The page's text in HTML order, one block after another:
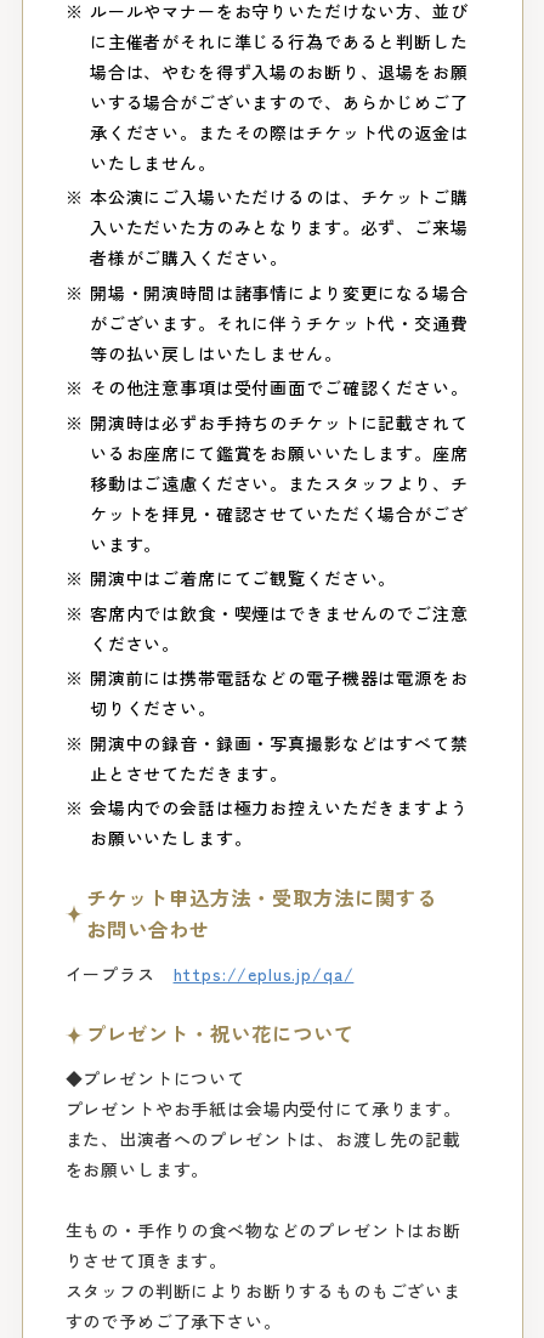
ルールやマナーをお守りいただけない方、並び
に主催者がそれに準じる行為であると判断した
場合は、やむを得ず入場のお断り、退場をお願
いする場合がございますので、あらかじめご了
承ください。またその際はチケット代の返金は
いたしません。
本公演にご入場いただけるのは、チケットご購
入いただいた方のみとなります。必ず、ご来場
者様がご購入ください。
開場・開演時間は諸事情により変更になる場合
がございます。それに伴うチケット代・交通費
等の払い戻しはいたしません。
その他注意事項は受付画面でご確認ください。
開演時は必ずお手持ちのチケットに記載されて
いるお座席にて鑑賞をお願いいたします。座席
移動はご遠慮ください。またスタッフより、チ
ケットを拝見・確認させていただく場合がござ
います。
開演中はご着席にてご観覧ください。
客席内では飲食・喫煙はできませんのでご注意
ください。
開演前には携帯電話などの電子機器は電源をお
切りください。
開演中の録音・録画・写真撮影などはすべて禁
止とさせてただきます。
会場内での会話は極力お控えいただきますよう
お願いいたします。
チケット申込方法・受取方法に関する
お問い合わせ
イープラス https://eplus.jp/qa/
プレゼント・祝い花について
◆プレゼントについて
プレゼントやお手紙は会場内受付にて承ります。
また、出演者へのプレゼントは、お渡し先の記載
をお願いします。
生もの・手作りの食べ物などのプレゼントはお断
りさせて頂きます。
スタッフの判断によりお断りするものもございま
すので予めご了承下さい。